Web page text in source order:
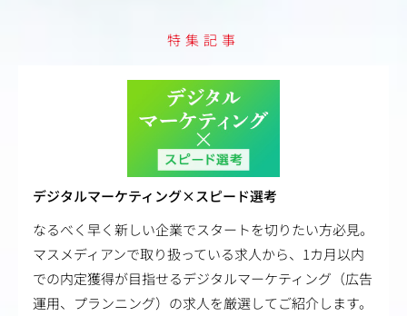
特集記事
デジタルマーケティング×スピード選考
なるべく早く新しい企業でスタートを切りたい方必見。
マスメディアンで取り扱っている求人から、1カ月以内
での内定獲得が目指せるデジタルマーケティング（広告
運用、プランニング）の求人を厳選してご紹介します。